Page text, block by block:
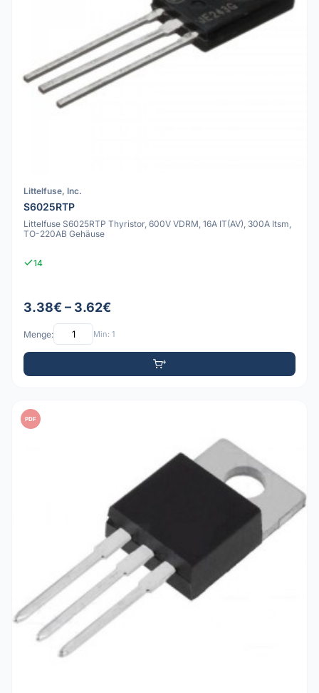
Littelfuse, Inc.
S6025RTP
Littelfuse S6025RTP Thyristor, 600V VDRM, 16A IT(AV), 300A Itsm,
TO-220AB Gehäuse
14
3.38€ – 3.62€
Menge: Min: 1
PDF